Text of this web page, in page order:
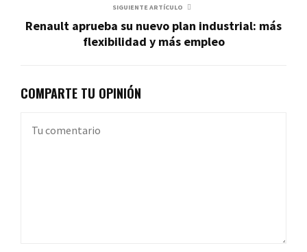
SIGUIENTE ARTÍCULO
Renault aprueba su nuevo plan industrial: más
flexibilidad y más empleo
COMPARTE TU OPINIÓN